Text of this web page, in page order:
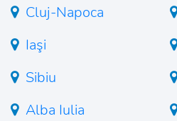
Cluj-Napoca
Iaşi
Sibiu
Alba Iulia